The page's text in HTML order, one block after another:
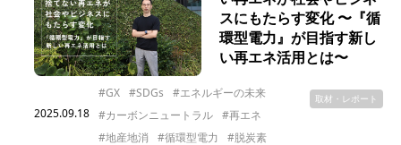
スにもたらす変化 〜『循
環型電力』が目指す新し
い再エネ活用とは〜
2025.09.18
#GX #SDGs
#エネルギーの未来
#カーボンニュートラル
#再エネ
#地産地消
#循環型電力 #脱炭素
取材・レポート